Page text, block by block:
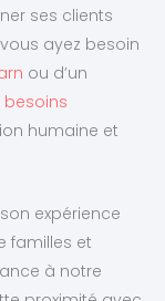
ses clients
ayez besoin
ou d’un
besoins
humaine et
expérience
familles et
à notre